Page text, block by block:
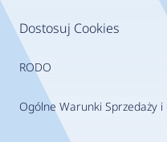
Dostosuj Cookies
RODO
Ogólne Warunki Sprzedaży i